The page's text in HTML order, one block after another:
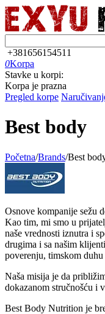
+381656154511
0Korpa
Stavke u korpi:
Korpa je prazna
Pregled korpe
Best body
Početna/Brands/Best
Osnove kompanije sežu
Kao tim, mi smo u
naše vrednosti iznutra i
drugima i sa našim
poverenju, timskom
Naša misija je da
dokazanom stručnošću i
Best Body Nutrition je